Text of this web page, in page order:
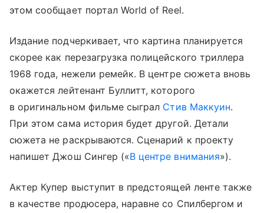
этом сообщает портал World of Reel.
Издание подчеркивает, что картина планируется
скорее как перезагрузка полицейского триллера
1968 года, нежели ремейк. В центре сюжета вновь
окажется лейтенант Буллитт, которого
в оригинальном фильме сыграл Стив Маккуин.
При этом сама история будет другой. Детали
сюжета не раскрываются. Сценарий к проекту
напишет Джош Сингер («В центре внимания»).
Актер Купер выступит в предстоящей ленте также
в качестве продюсера, наравне со Спилбергом и